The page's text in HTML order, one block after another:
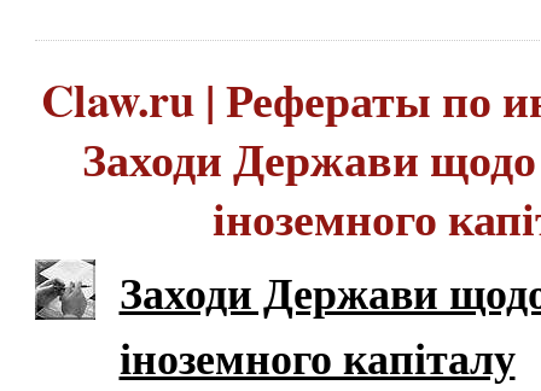
Claw.ru | Рефераты по
Заходи Держави
іноземного
Заходи Держави
іноземного капіталу